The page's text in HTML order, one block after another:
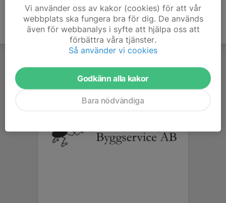
Vi använder oss av kakor (cookies) för att vår
webbplats ska fungera bra för dig. De används
även för webbanalys i syfte att hjälpa oss att
förbättra våra tjänster.
Så använder vi cookies
Godkänn alla kakor
Bara nödvändiga